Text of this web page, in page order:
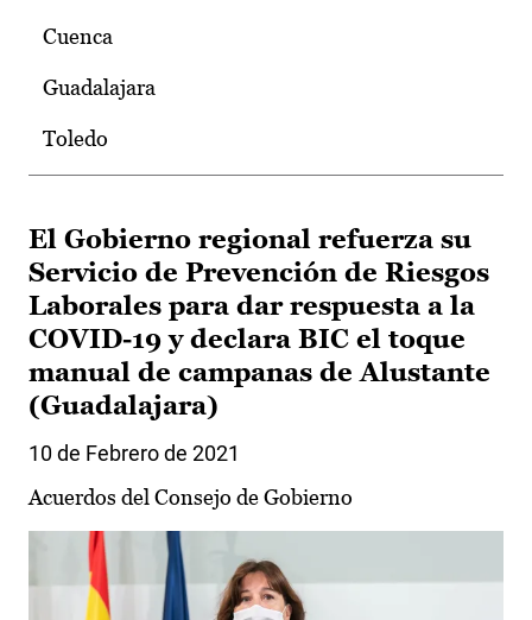
Cuenca
Guadalajara
Toledo
El Gobierno regional refuerza su
Servicio de Prevención de Riesgos
Laborales para dar respuesta a la
COVID-19 y declara BIC el toque
manual de campanas de Alustante
(Guadalajara)
10 de Febrero de 2021
Acuerdos del Consejo de Gobierno